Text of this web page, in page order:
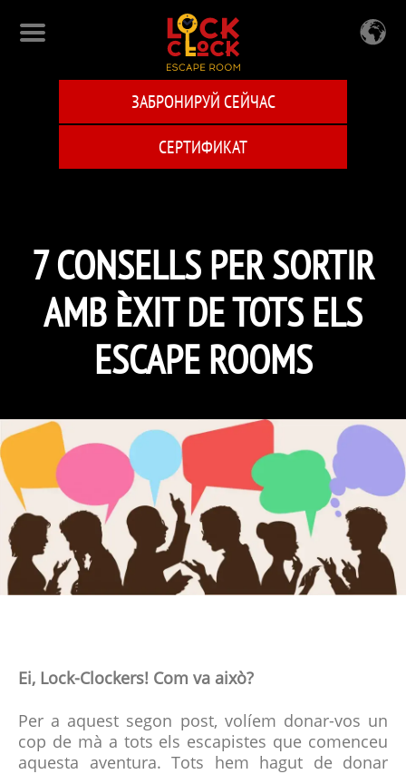
основному
ЗАБРОНИРУЙ СЕЙЧАС
СЕРТИФИКАТ
7 CONSELLS PER SORTIR
AMB ÈXIT DE TOTS ELS
ESCAPE ROOMS
Ei, Lock-Clockers! Com va això?
Per a aquest segon post, volíem donar-vos un
cop de mà a tots els escapistes que comenceu
aquesta aventura. Tots hem hagut de donar